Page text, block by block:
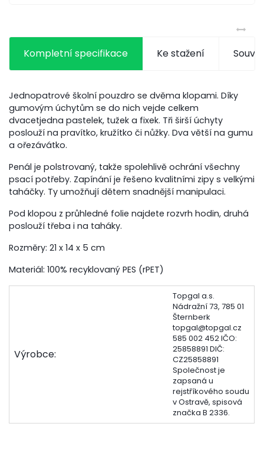
Kompletní specifikace Ke stažení
Jednopatrové školní pouzdro se dvěma klopami. Díky
gumovým úchytům se do nich vejde celkem
dvacetjedna pastelek, tužek a fixek. Tři širší úchyty
poslouží na pravítko, kružítko či nůžky. Dva větší na gumu
a ořezávátko.
Penál je polstrovaný, takže spolehlivě ochrání všechny
psací potřeby. Zapínání je řešeno kvalitními zipy s velkými
taháčky. Ty umožňují dětem snadnější manipulaci.
Pod klopou z průhledné folie najdete rozvrh hodin, druhá
poslouží třeba i na taháky.
Rozměry: 21 x 14 x 5 cm
Materiál:100% recyklovaný PES (rPET)
Výrobce:
Topgal a.s.
Nádražní 73, 785 01
Šternberk
topgal@topgal.cz
585 002 452 IČO:
25858891 DIČ:
CZ25858891
Společnost je
zapsaná u
rejstříkového soudu
v Ostravě, spisová
značka B 2336.